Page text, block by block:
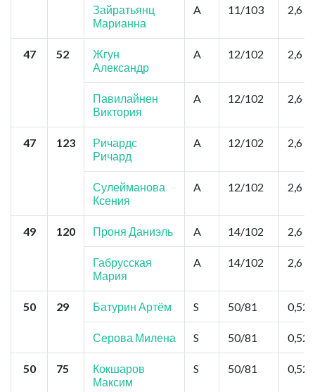
Зайратьянц
Марианна
A 11/103 2,6
47 52
Жгун
Александр
A 12/102 2,6
Павилайнен
Виктория
A 12/102 2,6
47 123
Ричардс
Ричард
A 12/102 2,6
Сулейманова
Ксения
A 12/102 2,6
49 120 Проня Даниэль A 14/102 2,6
Габрусская
Мария
A 14/102 2,6
50 29 Батурин Артём S 50/81 0,52
Серова Милена S 50/81 0,52
50 75
Кокшаров
Максим
S 50/81 0,52